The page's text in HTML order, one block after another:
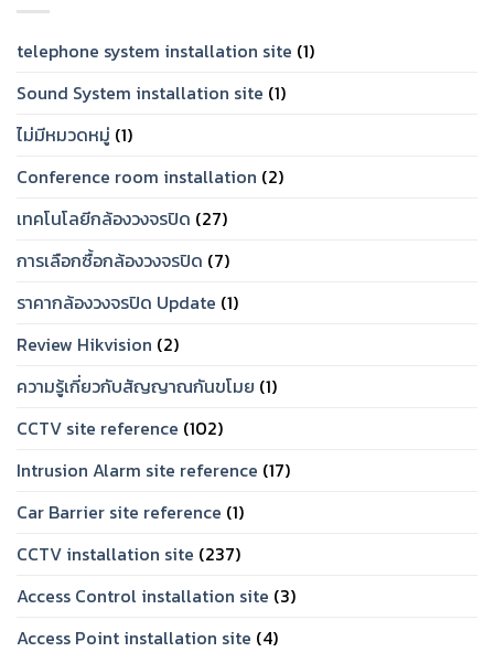
ถือ
ปี
2026
Set
โจทย์
telephone system installation site (1)
Sound System installation site (1)
ไม่มีหมวดหมู่ (1)
Conference room installation (2)
เทคโนโลยีกล้องวงจรปิด (27)
การเลือกซื้อกล้องวงจรปิด (7)
ราคากล้องวงจรปิด Update (1)
Review Hikvision (2)
ความรู้เกี่ยวกับสัญญาณกันขโมย (1)
CCTV site reference (102)
Intrusion Alarm site reference (17)
Car Barrier site reference (1)
CCTV installation site (237)
Access Control installation site (3)
Access Point installation site (4)